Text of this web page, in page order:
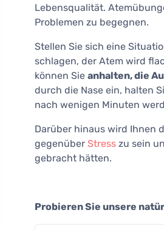
Lebensqualität.
Problemen zu begegnen.
Stellen Sie sich eine
schlagen, der Atem wird
können Sie anhalten, die
durch die Nase ein, halten
nach wenigen Minuten
Darüber hinaus wird Ihnen
gegenüber Stress zu sein
gebracht hätten.
Probieren Sie unsere